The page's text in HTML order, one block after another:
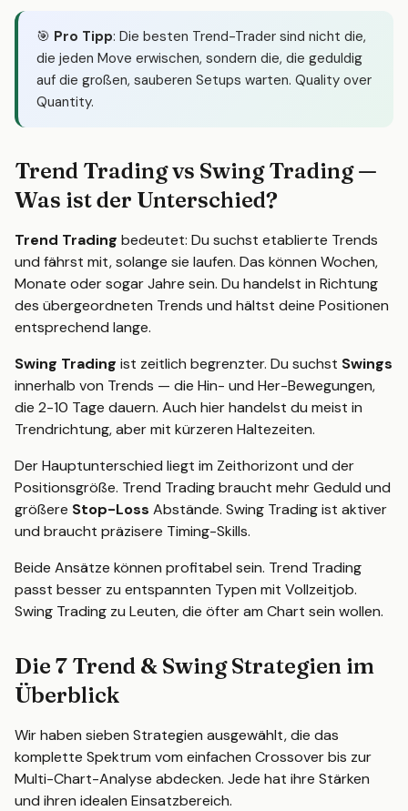
🎯 Pro Tipp: Die besten Trend-Trader sind nicht die,
die jeden Move erwischen, sondern die, die geduldig
auf die großen, sauberen Setups warten. Quality over
Quantity.
Trend Trading vs Swing Trading —
Was ist der Unterschied?
Trend Trading bedeutet: Du suchst etablierte Trends
und fährst mit, solange sie laufen. Das können Wochen,
Monate oder sogar Jahre sein. Du handelst in Richtung
des übergeordneten Trends und hältst deine Positionen
entsprechend lange.
Swing Trading ist zeitlich begrenzter. Du suchst Swings
innerhalb von Trends — die Hin- und Her-Bewegungen,
die 2-10 Tage dauern. Auch hier handelst du meist in
Trendrichtung, aber mit kürzeren Haltezeiten.
Der Hauptunterschied liegt im Zeithorizont und der
Positionsgröße. Trend Trading braucht mehr Geduld und
größere Stop-Loss Abstände. Swing Trading ist aktiver
und braucht präzisere Timing-Skills.
Beide Ansätze können profitabel sein. Trend Trading
passt besser zu entspannten Typen mit Vollzeitjob.
Swing Trading zu Leuten, die öfter am Chart sein wollen.
Die 7 Trend & Swing Strategien im
Überblick
Wir haben sieben Strategien ausgewählt, die das
komplette Spektrum vom einfachen Crossover bis zur
Multi-Chart-Analyse abdecken. Jede hat ihre Stärken
und ihren idealen Einsatzbereich.